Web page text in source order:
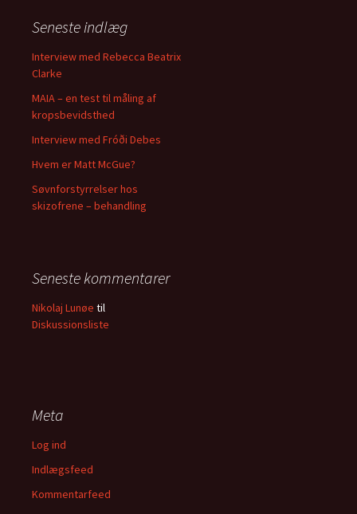
Seneste indlæg
Interview med Rebecca Beatrix
Clarke
MAIA – en test til måling af
kropsbevidsthed
Interview med Fróði Debes
Hvem er Matt McGue?
Søvnforstyrrelser hos
skizofrene – behandling
Seneste kommentarer
Nikolaj Lunøe til
Diskussionsliste
Meta
Log ind
Indlægsfeed
Kommentarfeed